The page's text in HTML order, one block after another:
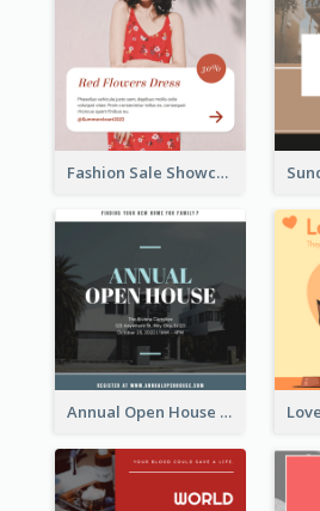
Fashion Sale Showcase Instagram Post
Annual Open House Instagram Post